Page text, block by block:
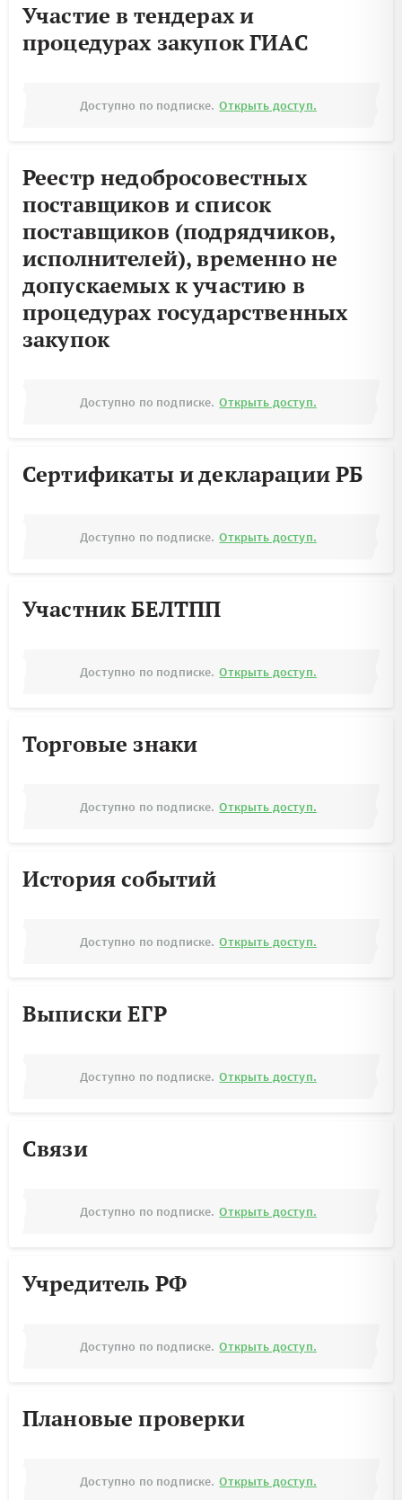
Участие в тендерах и
процедурах закупок ГИАС
Доступно по подписке. Открыть доступ.
Реестр недобросовестных
поставщиков и список
поставщиков (подрядчиков,
исполнителей), временно не
допускаемых к участию в
процедурах государственных
закупок
Доступно по подписке. Открыть доступ.
Сертификаты и декларации РБ
Доступно по подписке. Открыть доступ.
Участник БЕЛТПП
Доступно по подписке. Открыть доступ.
Торговые знаки
Доступно по подписке. Открыть доступ.
История событий
Доступно по подписке. Открыть доступ.
Выписки ЕГР
Доступно по подписке. Открыть доступ.
Связи
Доступно по подписке. Открыть доступ.
Учредитель РФ
Доступно по подписке. Открыть доступ.
Плановые проверки
Доступно по подписке. Открыть доступ.